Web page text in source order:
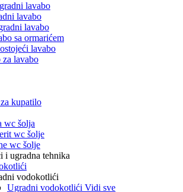
lavabo
lavabo
lavabo
sa ormarićem
lavabo
za lavabo
kupatilo
wc šolja
wc šolje
wc šolje
i ugradna tehnika
vodokotlići
Ugradni vodokotlići Vidi sve